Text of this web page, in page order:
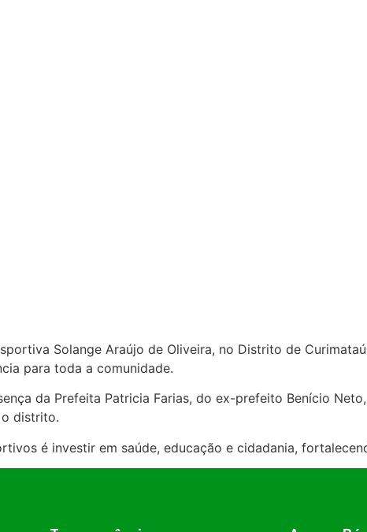
Solange Araújo de Oliveira, no Distrito de
para toda a comunidade.
da Prefeita Patricia Farias, do ex-prefeito Benício
distrito.
é investir em saúde, educação e cidadania,